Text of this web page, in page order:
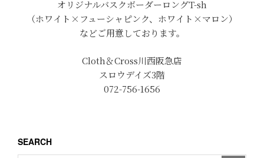
オリジナルバスクボーダーロングT-sh
（ホワイト×フューシャピンク、ホワイト×マロン）
などご用意しております。
Cloth＆Cross川西阪急店
スロウデイズ3階
072-756-1656
SEARCH